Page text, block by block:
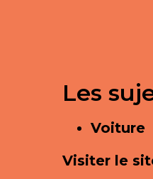
Les
Voiture
Visiter le